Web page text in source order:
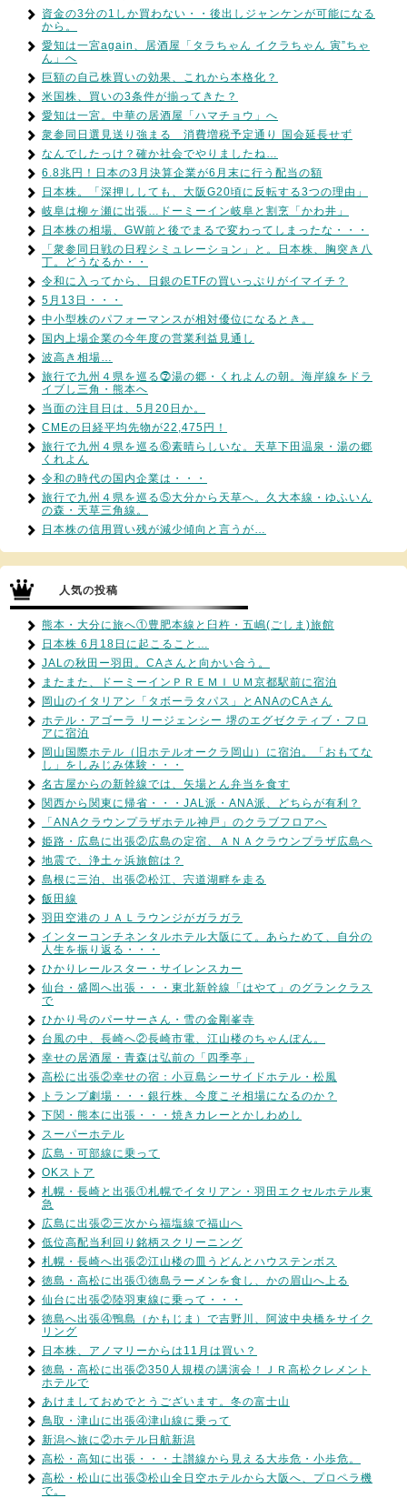
資金の3分の1しか買わない・・後出しジャンケンが可能になる
から。
愛知は一宮again、居酒屋「タラちゃん イクラちゃん 寅”ちゃ
ん」へ
巨額の自己株買いの効果、これから本格化？
米国株、買いの3条件が揃ってきた？
愛知は一宮。中華の居酒屋「ハマチョウ」へ
衆参同日選見送り強まる 消費増税予定通り 国会延長せず
なんでしたっけ？確か社会でやりましたね…
6.8兆円！日本の3月決算企業が6月末に行う配当の額
日本株。「深押ししても、大阪G20頃に反転する3つの理由」
岐阜は柳ヶ瀬に出張…ドーミーイン岐阜と割烹「かわ井」
日本株の相場、GW前と後でまるで変わってしまったな・・・
「衆参同日戦の日程シミュレーション」と。日本株、胸突き八
丁。どうなるか・・
令和に入ってから、日銀のETFの買いっぷりがイマイチ？
5月13日・・・
中小型株のパフォーマンスが相対優位になるとき。
国内上場企業の今年度の営業利益見通し
波高き相場…
旅行で九州４県を巡る⓻湯の郷・くれよんの朝。海岸線をドラ
イブし三角・熊本へ
当面の注目日は、5月20日か。
CMEの日経平均先物が22,475円！
旅行で九州４県を巡る⑥素晴らしいな。天草下田温泉・湯の郷
くれよん
令和の時代の国内企業は・・・
旅行で九州４県を巡る⑤大分から天草へ。久大本線・ゆふいん
の森・天草三角線。
日本株の信用買い残が減少傾向と言うが…
人気の投稿
熊本・大分に旅へ①豊肥本線と臼杵・五嶋(ごしま)旅館
日本株 6月18日に起こること…
JALの秋田ー羽田。CAさんと向かい合う。
またまた、ドーミーインＰＲＥＭＩＵＭ京都駅前に宿泊
岡山のイタリアン「タボーラタパス」とANAのCAさん
ホテル・アゴーラ リージェンシー 堺のエグゼクティブ・フロ
アに宿泊
岡山国際ホテル（旧ホテルオークラ岡山）に宿泊。「おもてな
し」をしみじみ体験・・・
名古屋からの新幹線では、矢場とん弁当を食す
関西から関東に帰省・・・JAL派・ANA派、どちらが有利？
「ANAクラウンプラザホテル神戸」のクラブフロアへ
姫路・広島に出張②広島の定宿、ＡＮＡクラウンプラザ広島へ
地震で、浄土ヶ浜旅館は？
島根に三泊、出張②松江、宍道湖畔を走る
飯田線
羽田空港のＪＡＬラウンジがガラガラ
インターコンチネンタルホテル大阪にて。あらためて、自分の
人生を振り返る・・・
ひかりレールスター・サイレンスカー
仙台・盛岡へ出張・・・東北新幹線「はやて」のグランクラス
で
ひかり号のパーサーさん・雪の金剛峯寺
台風の中、長崎へ②長崎市電、江山楼のちゃんぽん。
幸せの居酒屋・青森は弘前の「四季亭」
高松に出張②幸せの宿：小豆島シーサイドホテル・松風
トランプ劇場・・・銀行株、今度こそ相場になるのか？
下関・熊本に出張・・・焼きカレーとかしわめし
スーパーホテル
広島・可部線に乗って
OKストア
札幌・長崎と出張①札幌でイタリアン・羽田エクセルホテル東
急
広島に出張②三次から福塩線で福山へ
低位高配当利回り銘柄スクリーニング
札幌・長崎へ出張②江山楼の皿うどんとハウステンボス
徳島・高松に出張①徳島ラーメンを食し、かの眉山へ上る
仙台に出張②陸羽東線に乗って・・・
徳島へ出張④鴨島（かもじま）で吉野川、阿波中央橋をサイク
リング
日本株、アノマリーからは11月は買い？
徳島・高松に出張②350人規模の講演会！ＪＲ高松クレメント
ホテルで
あけましておめでとうございます。冬の富士山
鳥取・津山に出張④津山線に乗って
新潟へ旅に②ホテル日航新潟
高松・高知に出張・・・土讃線から見える大歩危・小歩危。
高松・松山に出張③松山全日空ホテルから大阪へ、プロペラ機
で。